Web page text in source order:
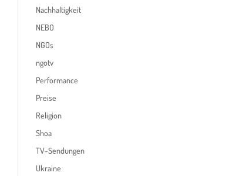
Nachhaltigkeit
NEBO
NGOs
ngotv
Performance
Preise
Religion
Shoa
TV-Sendungen
Ukraine